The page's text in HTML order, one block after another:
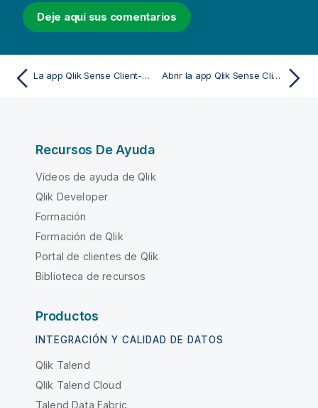
Deje aquí sus comentarios
La app Qlik Sense Client-Managed Mobile Abrir la app Qlik Sense Client-Managed Mobile
Recursos De Ayuda
Vídeos de ayuda de Qlik
Qlik Developer
Formación
Formación de Qlik
Portal de clientes de Qlik
Biblioteca de recursos
Productos
INTEGRACIÓN Y CALIDAD DE DATOS
Qlik Talend
Qlik Talend Cloud
Talend Data Fabric